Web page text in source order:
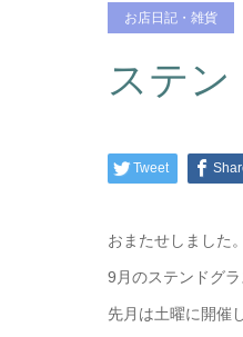
お店日記・雑貨
ステン
Tweet
おまたせしました。
9月のステンドグラ
先月は土曜に開催